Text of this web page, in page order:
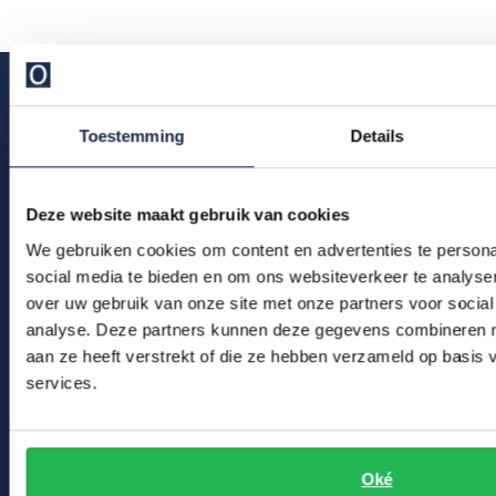
Toestemming Details
Deze website maakt gebruik van cookies
We gebruiken cookies om content en advertenties te
social media te bieden en om ons websiteverkeer te
over uw gebruik van onze site met onze partners voor
analyse. Deze partners kunnen deze gegevens combineren
aan ze heeft verstrekt of die ze hebben verzameld op basis
services.
Oké
Superdry maakt goed gebruik van de trens van deze tijd. In de
kleding voeren hippe felle kleuren de boventoon, van knal groen tot
opstaande kragen en grove breisels en vaak uitbundig gebruik van
logo's, prints en applicaties. Hierom zijn de Superdry sweatvesten
en hoodies gewild bij een grote groep mannen, met name onder de
twintigers en dertigers. Ook de wat oudere tieners lopen er zo in
weg. De zachte stoffen waaruit de vesten bestaan zijn prettig om
te dragen.
Superdry vesten Sale
Betaalinformatie
Verzendkosten & verzending
Ruilen & retourneren
Klachtenafhandeling